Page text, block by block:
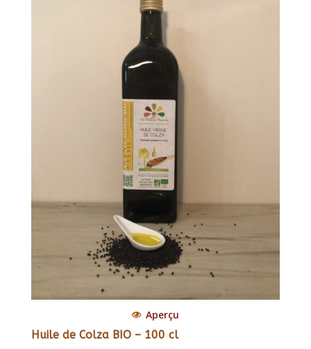
Aperçu
Huile de Colza BIO – 100 cl